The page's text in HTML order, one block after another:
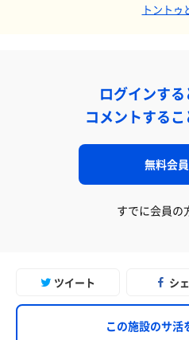
トントゥ
ログインす
コメントする
無料会
すでに会員の
ツイート シ
この施設のサ活